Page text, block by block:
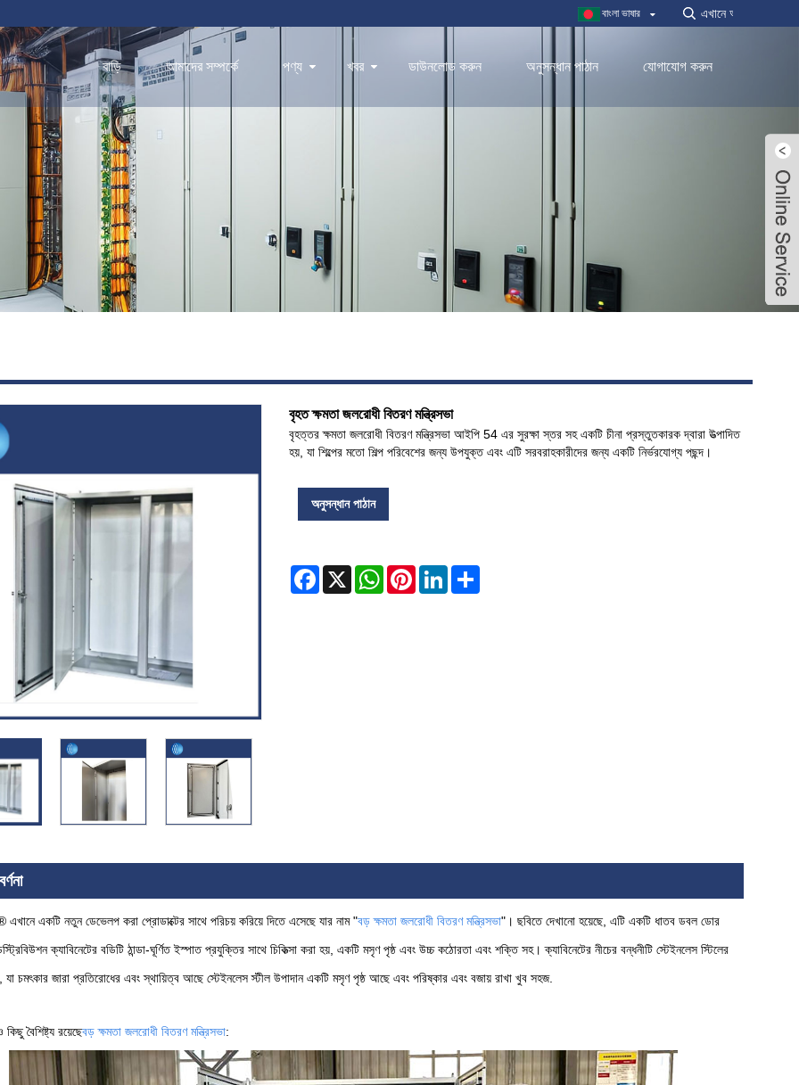
বাংলা ভাষার
বাড়ি আমাদের সম্পর্কে পণ্য খবর ডাউনলোড করুন অনুসন্ধান পাঠান যোগাযোগ করুন
বৃহত ক্ষমতা জলরোধী বিতরণ মন্ত্রিসভা
বৃহত্তর ক্ষমতা জলরোধী বিতরণ মন্ত্রিসভা আইপি 54 এর সুরক্ষা স্তর সহ একটি চীনা প্রস্তুতকারক দ্বারা উত্পাদিত
হয়, যা শিল্পের মতো শিল্প পরিবেশের জন্য উপযুক্ত এবং এটি সরবরাহকারীদের জন্য একটি নির্ভরযোগ্য পছন্দ।
অনুসন্ধান পাঠান
Facebook
X WhatsAppPinterestLinkedIn
একটি নতুন ডেভেলপ করা প্রোডাক্টের সাথে পরিচয় করিয়ে দিতে এসেছে যার নাম "বড় ক্ষমতা জলরোধী বিতরণ মন্ত্রিসভা"। ছবিতে দেখানো হয়েছে, এটি একটি ধাতব ডবল ডোর
ক্যাবিনেটের বডিটি ঠান্ডা-ঘূর্ণিত ইস্পাত প্রযুক্তির সাথে চিকিত্সা করা হয়, একটি মসৃণ পৃষ্ঠ এবং উচ্চ কঠোরতা এবং শক্তি সহ। ক্যাবিনেটের নীচের বন্ধনীটি স্টেইনলেস স্টিলের
যা চমৎকার জারা প্রতিরোধের এবং স্থায়িত্ব আছে স্টেইনলেস স্টীল উপাদান একটি মসৃণ পৃষ্ঠ আছে এবং পরিষ্কার এবং বজায় রাখা খুব সহজ.
বৈশিষ্ট্য রয়েছেবড় ক্ষমতা জলরোধী বিতরণ মন্ত্রিসভা: